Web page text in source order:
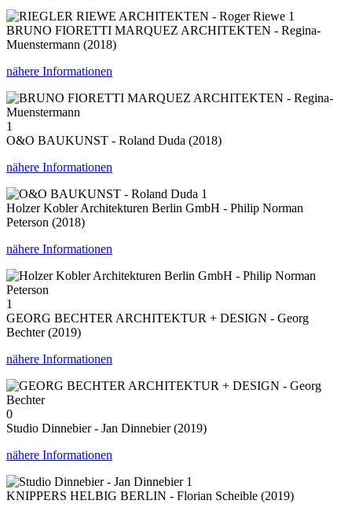
1
BRUNO FIORETTI MARQUEZ ARCHITEKTEN - Regina-
Muenstermann (2018)
nähere Informationen
1
O&O BAUKUNST - Roland Duda (2018)
nähere Informationen
1
Holzer Kobler Architekturen Berlin GmbH - Philip Norman
Peterson (2018)
nähere Informationen
1
GEORG BECHTER ARCHITEKTUR + DESIGN - Georg
Bechter (2019)
nähere Informationen
0
Studio Dinnebier - Jan Dinnebier (2019)
nähere Informationen
1
KNIPPERS HELBIG BERLIN - Florian Scheible (2019)